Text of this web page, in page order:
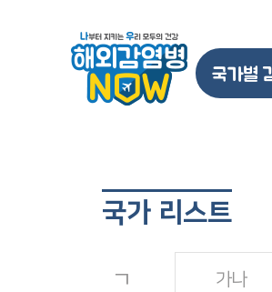
국가별
국가 리스트
ㄱ 가나